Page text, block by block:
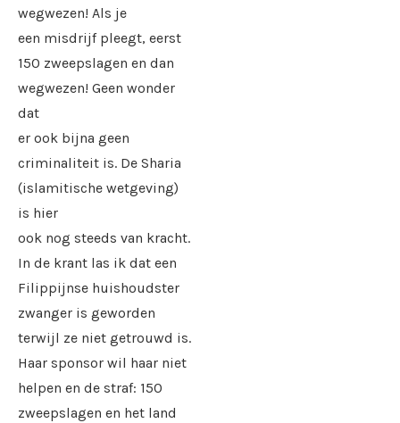
wegwezen! Als je
een misdrijf pleegt, eerst
150 zweepslagen en dan
wegwezen! Geen wonder
dat
er ook bijna geen
criminaliteit is. De Sharia
(islamitische wetgeving)
is hier
ook nog steeds van kracht.
In de krant las ik dat een
Filippijnse huishoudster
zwanger is geworden
terwijl ze niet getrouwd is.
Haar sponsor wil haar niet
helpen en de straf: 150
zweepslagen en het land